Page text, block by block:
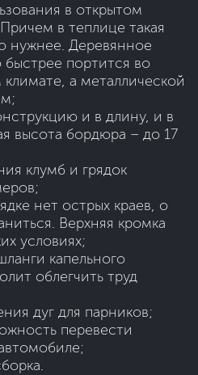
в открытом
в теплице такая
нужнее. Деревянное
быстрее портится во
а металлической
и в длину, и в
высота бордюра – до 17
клумб и грядок
нет острых краев, о
Верхняя кромка
условиях;
капельного
облегчить труд
дуг для парников;
перевести